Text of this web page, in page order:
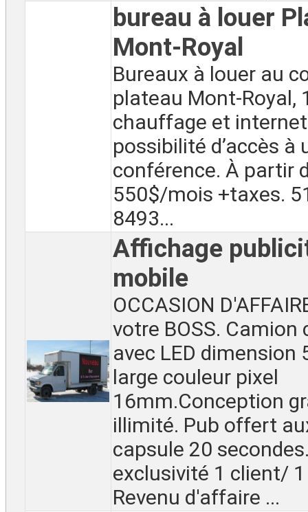
bureau à louer
Mont-Royal
Bureaux à louer au
plateau Mont-Royal,
chauffage et
possibilité d’accès à
conférence. À partir
550$/mois +taxes.
8493...
Affichage
mobile
OCCASION
votre BOSS. Camion
avec LED dimension
large couleur pixel
16mm.Conception
illimité. Pub offert
capsule 20
exclusivité 1 client/
Revenu d'affaire ...